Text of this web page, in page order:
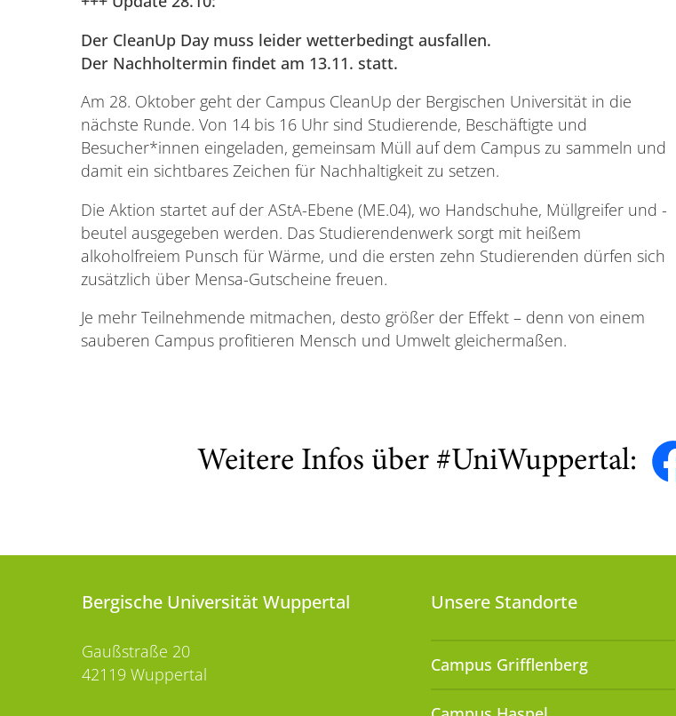
Der CleanUp Day muss leider wetterbedingt ausfallen.
Der Nachholtermin findet am 13.11. statt.
Am 28. Oktober geht der Campus CleanUp der Bergischen Universität in die
nächste Runde. Von 14 bis 16 Uhr sind Studierende, Beschäftigte und
Besucher*innen eingeladen, gemeinsam Müll auf dem Campus zu sammeln und
damit ein sichtbares Zeichen für Nachhaltigkeit zu setzen.
Die Aktion startet auf der AStA-Ebene (ME.04), wo Handschuhe, Müllgreifer und -
beutel ausgegeben werden. Das Studierendenwerk sorgt mit heißem
alkoholfreiem Punsch für Wärme, und die ersten zehn Studierenden dürfen sich
zusätzlich über Mensa-Gutscheine freuen.
Je mehr Teilnehmende mitmachen, desto größer der Effekt – denn von einem
sauberen Campus profitieren Mensch und Umwelt gleichermaßen.
Weitere Infos über #UniWuppertal:
Bergische Universität Wuppertal
Gaußstraße 20
42119 Wuppertal
Unsere Standorte
Campus Grifflenberg